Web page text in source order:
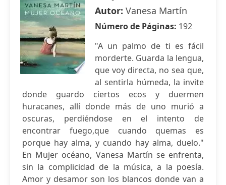
Autor: Vanesa Martín
Número de Páginas: 192
"A un palmo de ti es fácil
morderte. Guarda la lengua,
que voy directa, no sea que,
al sentirla húmeda, la invite
donde guardo ciertos ecos y duermen
huracanes, allí donde más de uno murió a
oscuras, perdiéndose en el intento de
encontrar fuego,que cuando quemas es
porque hay alma, y cuando hay alma, duelo."
En Mujer océano, Vanesa Martín se enfrenta,
sin la complicidad de la música, a la poesía.
Amor y desamor son los blancos donde van a